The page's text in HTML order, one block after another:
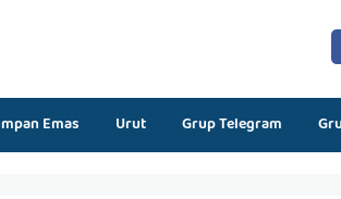
Emas Urut Grup Telegram